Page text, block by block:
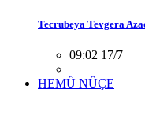
Tecrubeya Tevgera
09:02 17/7
HEMÛ NÛÇE